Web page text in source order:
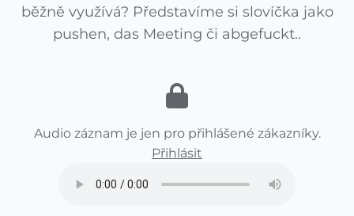
běžně využívá? Představíme si slovíčka jako
pushen, das Meeting či abgefuckt..
Audio záznam je jen pro přihlášené zákazníky.
Přihlásit